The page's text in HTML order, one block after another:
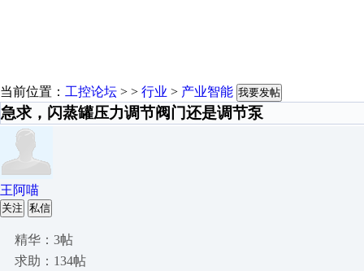
当前位置： 工控论坛 > > 行业 > 产业智能 我要发帖
急求，闪蒸罐压力调节阀门还是调节泵
王阿喵
关注 私信
精华：3帖
求助：134帖